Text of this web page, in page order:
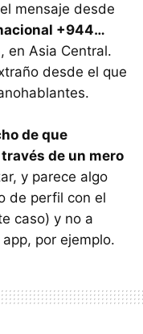
mensaje desde
+944…
, en Asia Central.
desde el que
de que
de un mero
y parece algo
de perfil con el
caso) y no a
por ejemplo.